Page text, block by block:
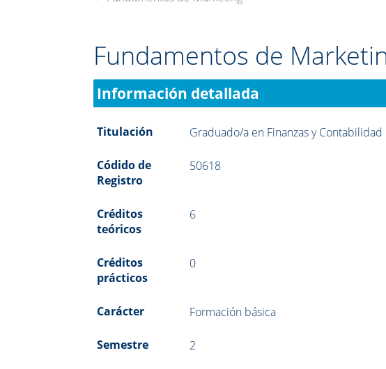
Fundamentos de
Información detallada
Titulación Graduado/a en Finanzas y Contabilidad
Códido de
Registro
50618
Créditos
teóricos
6
Créditos
prácticos
0
Carácter Formación básica
Semestre 2